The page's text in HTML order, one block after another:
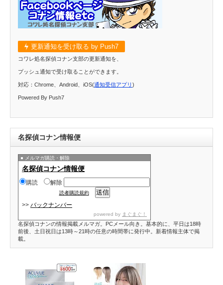
更新通知を受け取る by Push7
コワレ処名探偵コナン支部の更新通知を、
プッシュ通知で受け取ることができます。
対応：Chrome、Android、iOS(通知受信アプリ )
Powered By Push7
名探偵コナン情報便
メルマガ購読・解除
名探偵コナン情報便
購読 解除
読者購読規約
>> バックナンバー
powered by まぐまぐ！
名探偵コナンの情報掲載メルマガ。PCメール向き。基本的に、平日は18時
前後、土日祝日は13時～21時の任意の時間帯に発行中。新着情報主体で掲
載。